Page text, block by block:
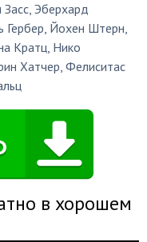
Засс,Эберхард
Гербер, Йохен Штерн,
Кратц, Нико
Хатчер,Фелиситас
в хорошем